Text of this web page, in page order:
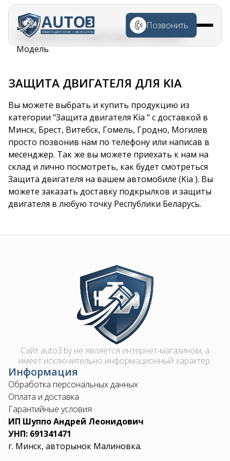
Перейти к
основному
содержанию
Позвонить
Строка
навигации
ГлавнаяКаталогЗащита двигателяМарка
Модель
ЗАЩИТА ДВИГАТЕЛЯ ДЛЯ KIA
Вы можете выбрать и купить продукцию из
категории "Защита двигателя Kia " с доставкой в
Минск, Брест, Витебск, Гомель, Гродно, Могилев
просто позвонив нам по телефону или написав в
месенджер. Так же вы можете приехать к нам на
склад и лично посмотреть, как будет смотреться
Защита двигателя на вашем автомобиле (Kia ). Вы
можете заказать доставку подкрылков и защиты
двигателя в любую точку Республики Беларусь.
+375 29 870 15 80
shupik21@bk.ru
Image
Сайт auto3.by не является интернет-магазином, а
имеет исключительно информационный характер.
Информация
Обработка персональных данных
Оплата и доставка
Гарантийные условия
ИП Шуппо Андрей Леонидович
УНП: 691341471
г. Минск, авторынок Малиновка.